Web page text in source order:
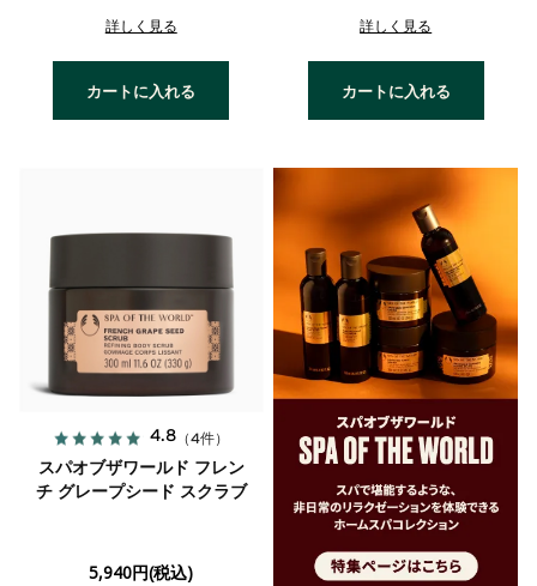
詳しく見る
カートに入れる
詳しく見る
カートに入れる
4.8（4件）
スパオブザワールド フレン
チ グレープシード スクラブ
5,940円(税込)